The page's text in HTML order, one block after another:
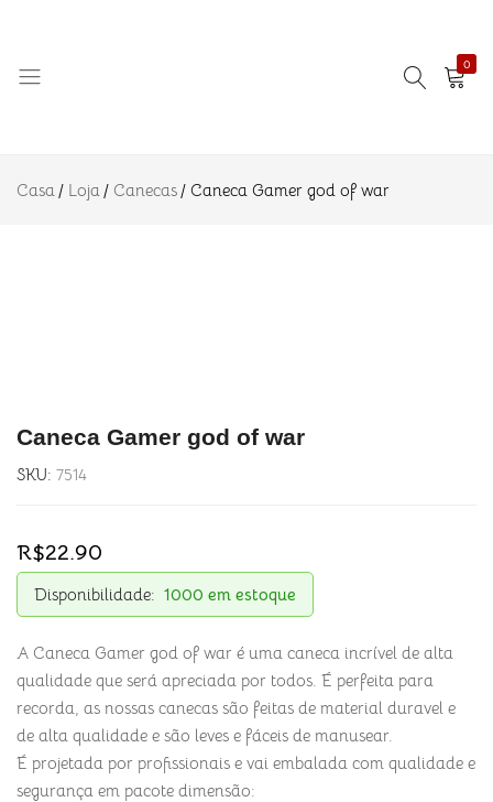
0
Casa Loja Canecas Caneca Gamer god of war
Caneca Gamer god of war
SKU: 7514
R$22.90
Disponibilidade: 1000 em estoque
A Caneca Gamer god of war é uma caneca incrível de alta
qualidade que será apreciada por todos. É perfeita para
recorda, as nossas canecas são feitas de material duravel e
de alta qualidade e são leves e fáceis de manusear.
É projetada por profissionais e vai embalada com qualidade e
segurança em pacote dimensão: